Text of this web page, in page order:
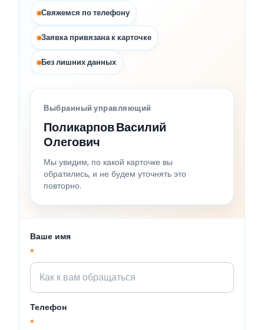
Свяжемся по телефону
Заявка привязана к карточке
Без лишних данных
Выбранный управляющий
Поликарпов Василий
Олегович
Мы увидим, по какой карточке вы
обратились, и не будем уточнять это
повторно.
Ваше имя
*
Телефон
*